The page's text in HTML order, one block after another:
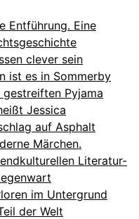
Entführung. Eine
clever sein
ist es in Sommerby
Pyjama
Jessica
auf Asphalt
Märchen.
Literatur-
im Untergrund
der Welt